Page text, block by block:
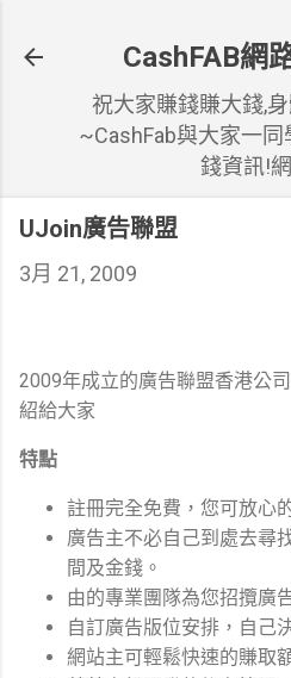
CashFAB網
祝大家賺錢賺大錢,
~CashFab與大家一
錢資訊!網
UJoin廣告聯盟
3月 21, 2009
2009年成立的廣告聯盟香港公
紹給大家
特點
註冊完全免費，您可放心
廣告主不必自己到處去尋
間及金錢。
由的專業團隊為您招攬廣
自訂廣告版位安排，自己
網站主可輕鬆快速的賺取